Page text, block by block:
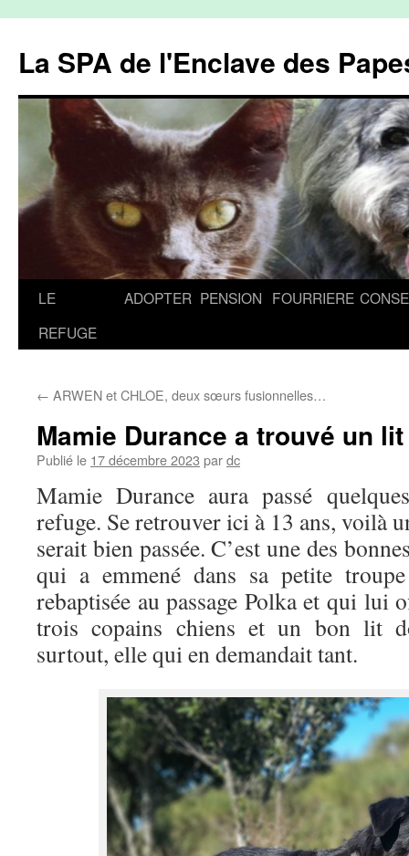
La SPA de l'Enclave des
Aller
LE
REFUGE
ADOPTER PENSION FOURRIERE
← ARWEN et CHLOE, deux sœurs fusionnelles…
Mamie Durance a trouvé un
Publié le 17 décembre 2023 pardc
Mamie Durance aura passé
refuge. Se retrouver ici à 13 ans, voilà
serait bien passée. C’est une des
qui a emmené dans sa petite
rebaptisée au passage Polka et qui lui
trois copains chiens et un bon lit
surtout, elle qui en demandait tant.